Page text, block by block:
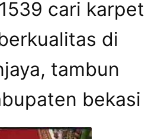
cari karpet
di
tambun
bekasi